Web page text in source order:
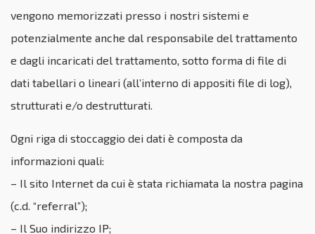
vengono memorizzati presso i nostri sistemi e
potenzialmente anche dal responsabile del trattamento
e dagli incaricati del trattamento, sotto forma di file di
dati tabellari o lineari (all’interno di appositi file di log),
strutturati e/o destrutturati.
Ogni riga di stoccaggio dei dati è composta da
informazioni quali:
– Il sito Internet da cui è stata richiamata la nostra pagina
(c.d. “referral”);
– Il Suo indirizzo IP;